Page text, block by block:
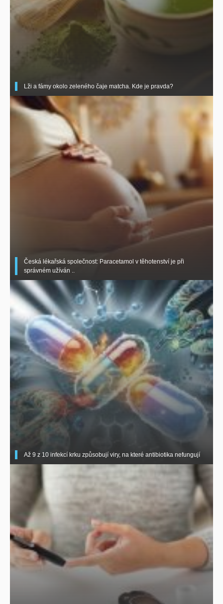
Lži a fámy okolo zeleného čaje matcha. Kde je pravda?
Česká lékařská společnost: Paracetamol v těhotenství je při
správném užíván ..
Až 9 z 10 infekcí krku způsobují viry, na které antibiotika nefungují